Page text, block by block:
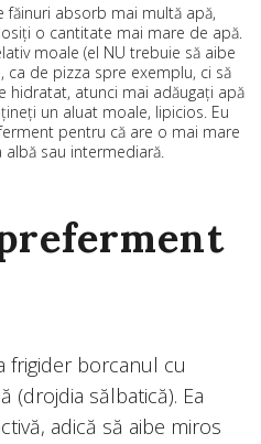
făinuri absorb mai multă apă,
o cantitate mai mare de apă.
moale (el NU trebuie să aibe
de pizza spre exemplu, ci să
hidratat, atunci mai adăugați apă
un aluat moale, lipicios. Eu
pentru că are o mai mare
sau intermediară.
frigider borcanul cu
(drojdia sălbatică). Ea
adică să aibe miros